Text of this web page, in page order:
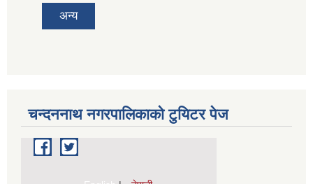
अन्य
चन्दननाथ नगरपालिकाको टुयिटर पेज